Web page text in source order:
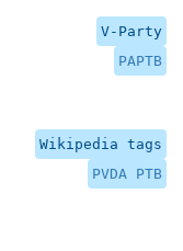
V-Party
PAPTB
Wikipedia tags
PVDA PTB